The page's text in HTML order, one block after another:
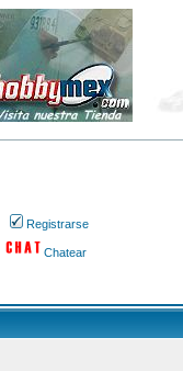
Registrarse
Chatear